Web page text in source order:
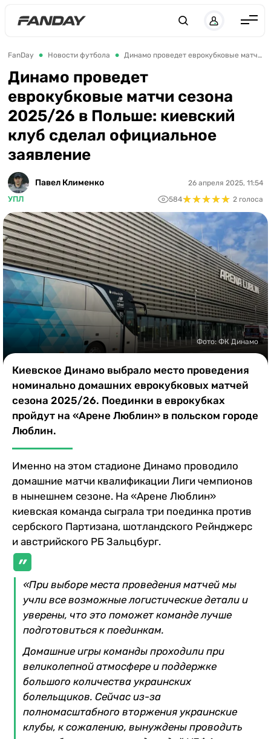
Германия
Италия
Франция
ЧЕ-2028
Букмекеры
Казино
FanDay Новости футбола Динамо проведет еврокубковые матчи сезона 2025/26 в Польше: киевский клуб сделал официальное заявление
Динамо проведет
еврокубковые матчи сезона
2025/26 в Польше: киевский
клуб сделал официальное
заявление
Павел Клименко
УПЛ
26 апреля 2025, 11:54
584★★★★★
★★★★★ 2 голоса
Фото: ФК Динамо
Киевское Динамо выбрало место проведения
номинально домашних еврокубковых матчей
сезона 2025/26. Поединки в еврокубках
пройдут на «Арене Люблин» в польском городе
Люблин.
Именно на этом стадионе Динамо проводило
домашние матчи квалификации Лиги чемпионов
в нынешнем сезоне. На «Арене Люблин»
киевская команда сыграла три поединка против
сербского Партизана, шотландского Рейнджерс
и австрийского РБ Зальцбург.
«При выборе места проведения матчей мы
учли все возможные логистические детали и
уверены, что это поможет команде лучше
подготовиться к поединкам.
Домашние игры команды проходили при
великолепной атмосфере и поддержке
большого количества украинских
болельщиков. Сейчас из-за
полномасштабного вторжения украинские
клубы, к сожалению, вынуждены проводить